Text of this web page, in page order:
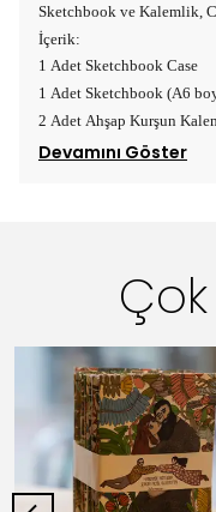
Sketchbook ve Kalemlik,
İçerik:
1 Adet Sketchbook Case
1 Adet Sketchbook (A6
2 Adet Ahşap Kurşun
Devamını Göster